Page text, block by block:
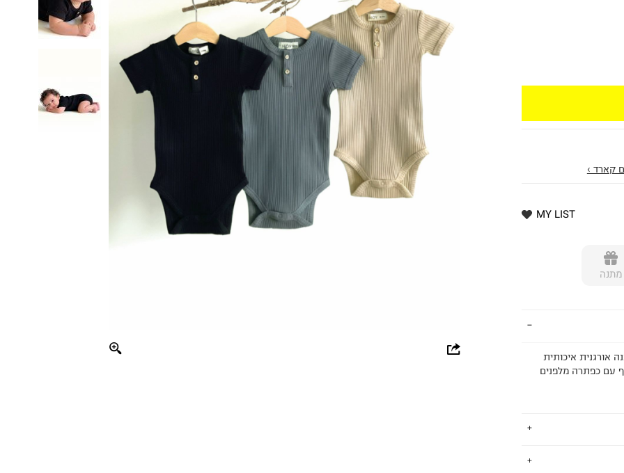
קארד ›
MY LIST
מתנה
אורגנית איכותית
עם כפתרה מלפנים